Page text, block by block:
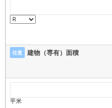
任意 建物（専有）面積
平米